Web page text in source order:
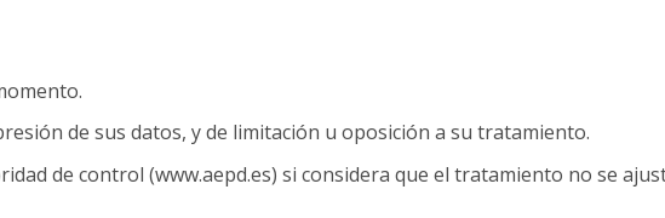
de sus datos, y de limitación u oposición a su tratamiento.
de control (www.aepd.es) si considera que el tratamiento no se